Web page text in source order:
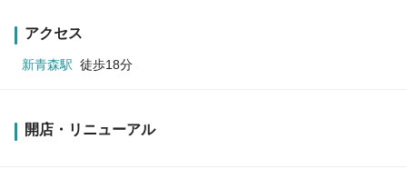
アクセス
新青森駅 徒歩18分
開店・リニューアル